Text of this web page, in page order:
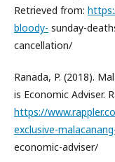
Retrieved from:
bloody- sunday-
cancellation/
Ranada, P. (2018).
is Economic Adviser.
https://
exclusive-
economic-adviser/